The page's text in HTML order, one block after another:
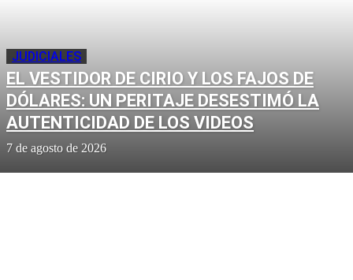
JUDICIALES
EL VESTIDOR DE CIRIO Y LOS FAJOS DE
DÓLARES: UN PERITAJE DESESTIMÓ LA
AUTENTICIDAD DE LOS VIDEOS
7 de agosto de 2026